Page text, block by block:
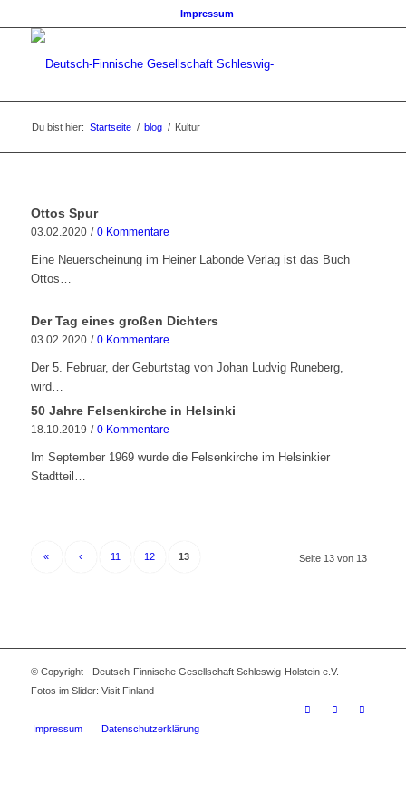
Impressum
Du bist hier: Startseite / blog / Kultur
Ottos Spur
03.02.2020 / 0 Kommentare
Eine Neuerscheinung im Heiner Labonde Verlag ist das Buch
Ottos…
Der Tag eines großen Dichters
03.02.2020 / 0 Kommentare
Der 5. Februar, der Geburtstag von Johan Ludvig Runeberg,
wird…
50 Jahre Felsenkirche in Helsinki
18.10.2019 / 0 Kommentare
Im September 1969 wurde die Felsenkirche im Helsinkier
Stadtteil…
Seite 13 von 13
« ‹ 11 12 13
© Copyright - Deutsch-Finnische Gesellschaft Schleswig-Holstein e.V.
Fotos im Slider: Visit Finland
Impressum Datenschutzerklärung